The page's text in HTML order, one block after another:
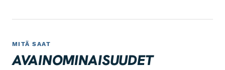
MITÄ SAAT
AVAINOMINAISUUDET